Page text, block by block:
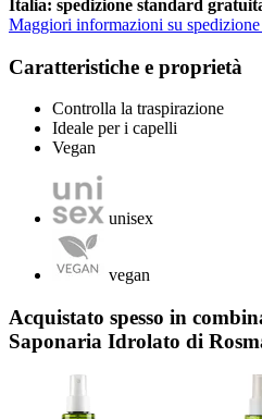
Italia: spedizione standard
Maggiori informazioni su spedizione
Caratteristiche e proprietà
Controlla la traspirazione
Ideale per i capelli
Vegan
unisex
vegan
Acquistato spesso in
Saponaria Idrolato di